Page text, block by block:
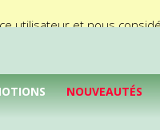
NOUVEAUTÉS
utilisateur et nous